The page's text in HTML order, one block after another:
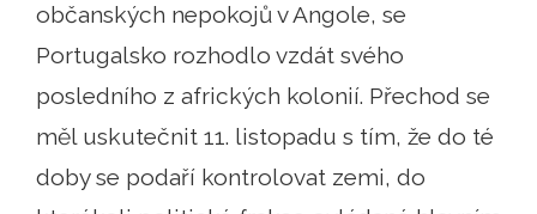
občanských nepokojů v Angole, se
Portugalsko rozhodlo vzdát svého
posledního z afrických kolonií. Přechod se
měl uskutečnit 11. listopadu s tím, že do té
doby se podaří kontrolovat zemi, do